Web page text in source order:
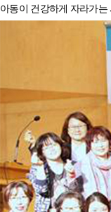
아동이 건강하게 자라가